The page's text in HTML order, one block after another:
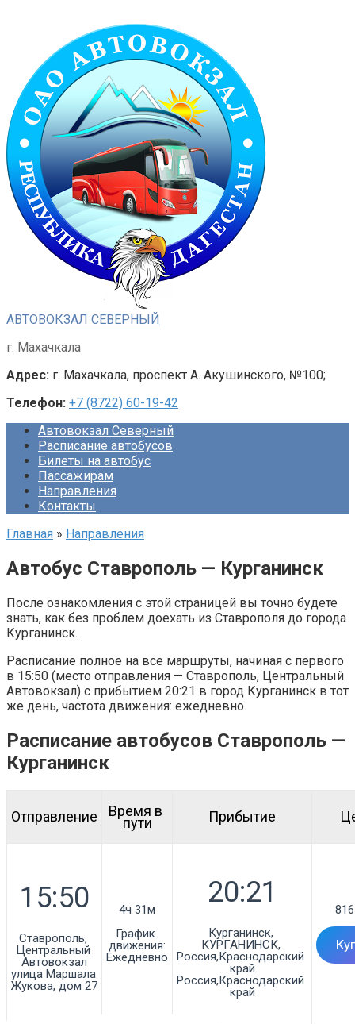
АВТОВОКЗАЛ СЕВЕРНЫЙ
г. Махачкала
Адрес: г. Махачкала, проспект А. Акушинского, №100;
Телефон: +7 (8722) 60-19-42
Автовокзал Северный
Расписание автобусов
Билеты на автобус
Пассажирам
Направления
Контакты
Главная » Направления
Автобус Ставрополь — Курганинск
После ознакомления с этой страницей вы точно будете
знать, как без проблем доехать из Ставрополя до города
Курганинск.
Расписание полное на все маршруты, начиная с первого
в 15:50 (место отправления — Ставрополь, Центральный
Автовокзал) с прибытием 20:21 в город Курганинск в тот
же день, частота движения: ежедневно.
Расписание автобусов Ставрополь —
Курганинск
Отправление Время в
пути Прибытие
Ставрополь,
Центральный
Автовокзал
улица Маршала
Жукова, дом 27
4ч 31м
График
движения:
Ежедневно
Курганинск,
КУРГАНИНСК,
Россия,Краснодарский
край
Россия,Краснодарский
край